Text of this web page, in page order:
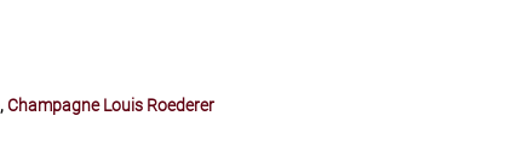
,Champagne Louis Roederer